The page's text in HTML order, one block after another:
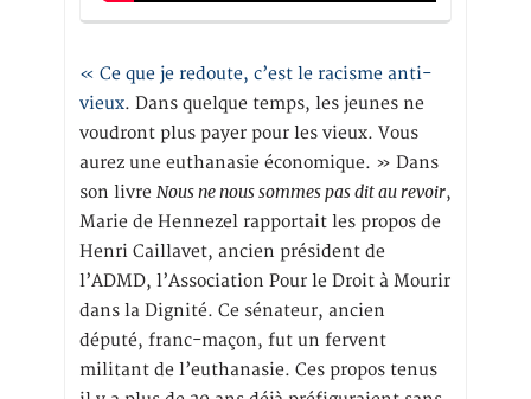
« Ce que je redoute, c’est le racisme anti-
vieux. Dans quelque temps, les jeunes ne
voudront plus payer pour les vieux. Vous
aurez une euthanasie économique. » Dans
son livre Nous ne nous sommes pas dit au revoir,
Marie de Hennezel rapportait les propos de
Henri Caillavet, ancien président de
l’ADMD, l’Association Pour le Droit à Mourir
dans la Dignité. Ce sénateur, ancien
député, franc-maçon, fut un fervent
militant de l’euthanasie. Ces propos tenus